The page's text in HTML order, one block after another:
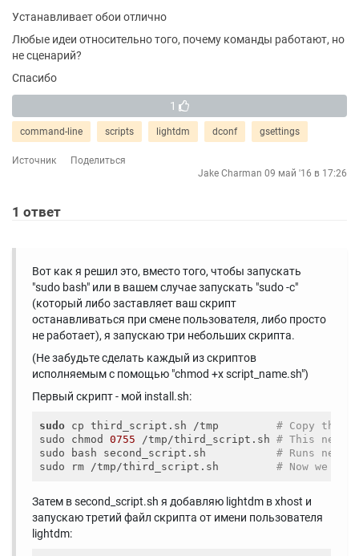
Устанавливает обои отлично
Любые идеи относительно того, почему команды работают, но
не сценарий?
Спасибо
1
command-line scripts lightdm dconf gsettings
Источник
Поделиться
Jake Charman 09 май '16 в 17:26
1 ответ
Вот как я решил это, вместо того, чтобы запускать
"sudo bash" или в вашем случае запускать "sudo -c"
(который либо заставляет ваш скрипт
останавливаться при смене пользователя, либо просто
не работает), я запускаю три небольших скрипта.
(Не забудьте сделать каждый из скриптов
исполняемым с помощью "chmod +x script_name.sh")
Первый скрипт - мой install.sh:
sudo cp third_script.sh /tmp # Copy
sudo chmod 0755 /tmp/third_script.sh # This
sudo bash second_script.sh # Runs next
sudo rm /tmp/third_script.sh # Now we
Затем в second_script.sh я добавляю lightdm в xhost и
запускаю третий файл скрипта от имени пользователя
lightdm: